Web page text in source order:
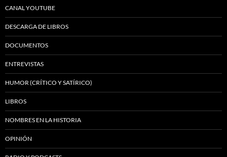
CANAL YOUTUBE
DESCARGA DE LIBROS
DOCUMENTOS
ENTREVISTAS
HUMOR (CRÍTICO Y SATÍRICO)
LIBROS
NOMBRES EN LA HISTORIA
OPINIÓN